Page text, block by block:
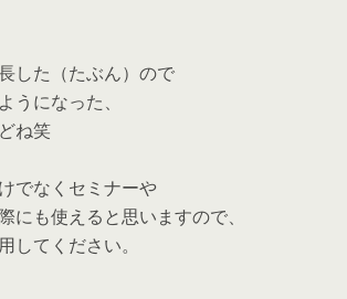
した（たぶん）ので
うになった、
ね笑
でなくセミナーや
にも使えると思いますので、
してください。